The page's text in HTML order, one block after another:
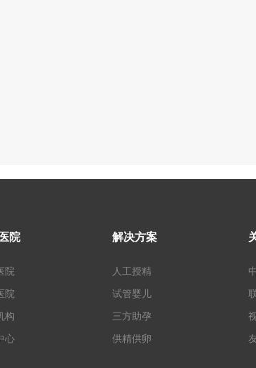
院
院
院
构
心
解决方案
人工授精
试管婴儿
三方助孕
供精供卵